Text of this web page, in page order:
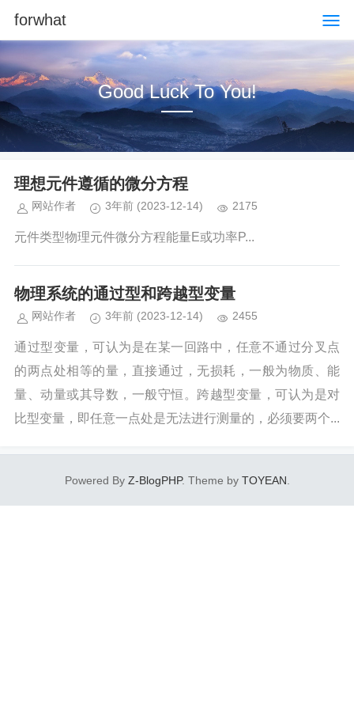
forwhat
Good Luck To You!
理想元件遵循的微分方程
网站作者 3年前 (2023-12-14) 2175
元件类型物理元件微分方程能量E或功率P...
物理系统的通过型和跨越型变量
网站作者 3年前 (2023-12-14) 2455
通过型变量，可认为是在某一回路中，任意不通过分叉点
的两点处相等的量，直接通过，无损耗，一般为物质、能
量、动量或其导数，一般守恒。跨越型变量，可认为是对
比型变量，即任意一点处是无法进行测量的，必须要两个...
Powered By Z-BlogPHP. Theme by TOYEAN